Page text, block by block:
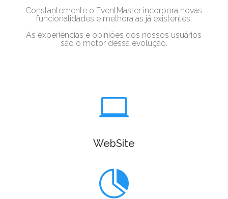
Constantemente o EventMaster incorpora novas
funcionalidades e melhora as já existentes.
As experiências e opiniões dos nossos usuários
são o motor dessa evolução.

WebSite
